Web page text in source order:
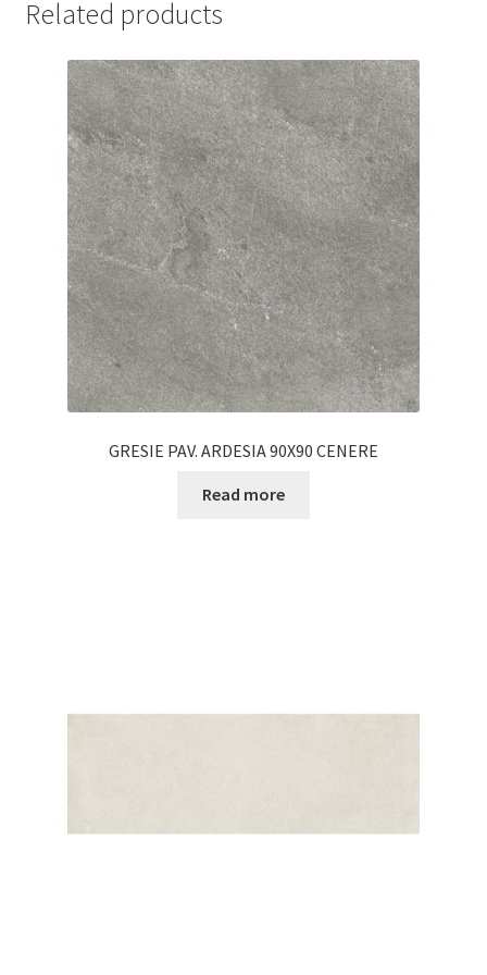
Related products
GRESIE PAV. ARDESIA 90X90 CENERE
Read more